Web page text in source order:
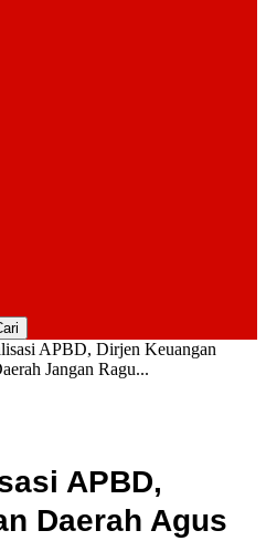
APBD, Dirjen Keuangan
Jangan Ragu...
APBD,
Daerah Agus